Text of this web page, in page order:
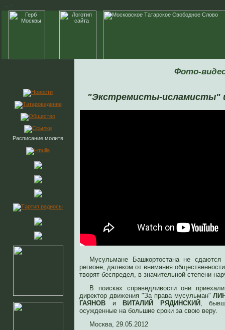
Расписание молитв
Фото-
"Экстремисты-исламисты"
Мусульмане Башкортостана не
регионе, далеком от внимания
творят беспредел, в значительной степени
В поисках справедливости они
директор движения "За права мусульман"
ГАЯНОВ и ВИТАЛИЙ РЯДИНСКИЙ ,
осужденные на большие сроки за свою веру.
Москва, 29.05.2012